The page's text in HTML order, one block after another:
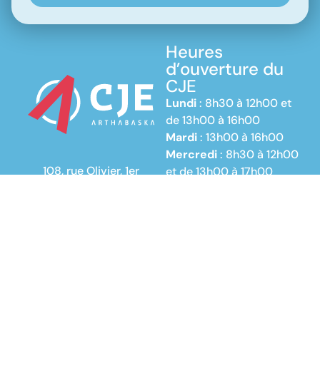
108, rue Olivier, 1er
Heures
d’ouverture du
CJE
Lundi: 8h30 à 12h00 et
de 13h00 à 16h00
Mardi: 13h00 à 16h00
Mercredi: 8h30 à 12h00
et de 13h00 à 17h00